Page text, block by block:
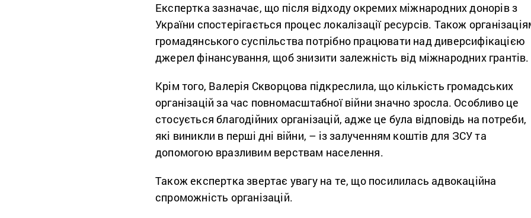
Експертка зазначає, що після відходу окремих міжнародних донорів з
України спостерігається процес локалізації ресурсів. Також
громадянського суспільства потрібно працювати над диверсифікацією
джерел фінансування, щоб знизити залежність від міжнародних грантів.
Крім того, Валерія Скворцова підкреслила, що кількість громадських
організацій за час повномасштабної війни значно зросла. Особливо це
стосується благодійних організацій, адже це була відповідь на потреби,
які виникли в перші дні війни, – із залученням коштів для ЗСУ та
допомогою вразливим верствам населення.
Також експертка звертає увагу на те, що посилилась адвокаційна
спроможність організацій.